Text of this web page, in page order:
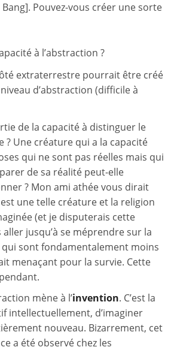
Pouvez-vous créer une sorte
à l’abstraction ?
extraterrestre pourrait être créé
d’abstraction (difficile à
de la capacité à distinguer le
? Une créature qui a la capacité
qui ne sont pas réelles mais qui
de sa réalité peut-elle
? Mon ami athée vous dirait
une telle créature et la religion
(et je disputerais cette
jusqu’à se méprendre sur la
qui sont fondamentalement moins
menaçant pour la survie. Cette
mène à l’invention. C’est la
intellectuellement, d’imaginer
nouveau. Bizarrement, cet
a été observé chez les